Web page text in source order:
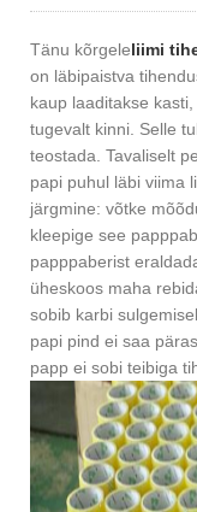
Tänu kõrgeleliimi
on läbipaistva
kaup laaditakse
tugevalt kinni. Selle
teostada. Tavaliselt
papi puhul läbi viima
järgmine: võtke
kleepige see
papppaberist
üheskoos maha
sobib karbi
papi pind ei saa
papp ei sobi teibiga